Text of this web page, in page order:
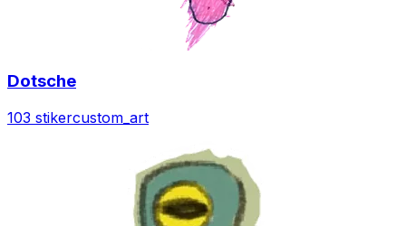
Dotsche
103 stikercustom_art